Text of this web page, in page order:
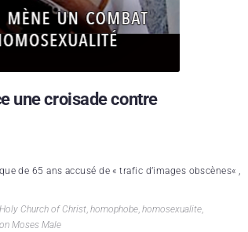
une croisade contre
de 65 ans accusé de « trafic d’images obscènes« ,
Holy Church of Christ, homophobe, homosexualite,
Moses Male